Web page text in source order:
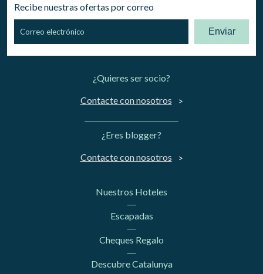
Recibe nuestras ofertas por correo
Enviar
¿Quieres ser socio?
Contacte con nosotros
¿Eres blogger?
Contacte con nosotros
Nuestros Hoteles
Escapadas
Cheques Regalo
Descubre Catalunya